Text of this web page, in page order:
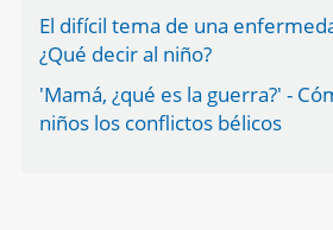
El difícil tema de una
¿Qué decir al niño?
'Mamá, ¿qué es la guerra?' -
niños los conflictos bélicos